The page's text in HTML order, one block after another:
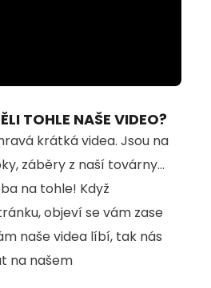
100.00%
TOHLE NAŠE VIDEO?
krátká videa. Jsou na
záběry z naší továrny...
na tohle! Když
objeví se vám zase
naše videa líbí, tak nás
na našem